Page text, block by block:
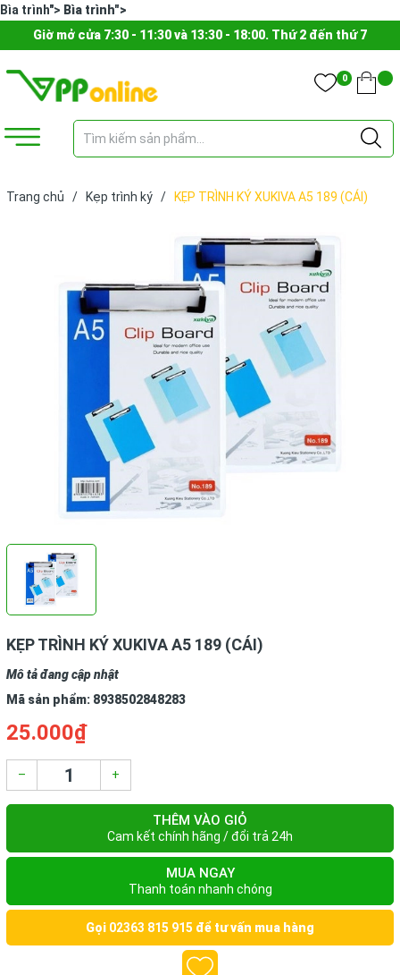
Bìa trình"> Bìa trình">
Giờ mở cửa 7:30 - 11:30 và 13:30 - 18:00. Thứ 2 đến thứ 7
0
Trang chủ / Kẹp trình ký / KẸP TRÌNH KÝ XUKIVA A5 189 (CÁI)
KẸP TRÌNH KÝ XUKIVA A5 189 (CÁI)
Mô tả đang cập nhật
Mã sản phẩm: 8938502848283
25.000₫
– +
THÊM VÀO GIỎ
Cam kết chính hãng / đổi trả 24h
MUA NGAY
Thanh toán nhanh chóng
Gọi 02363 815 915 để tư vấn mua hàng